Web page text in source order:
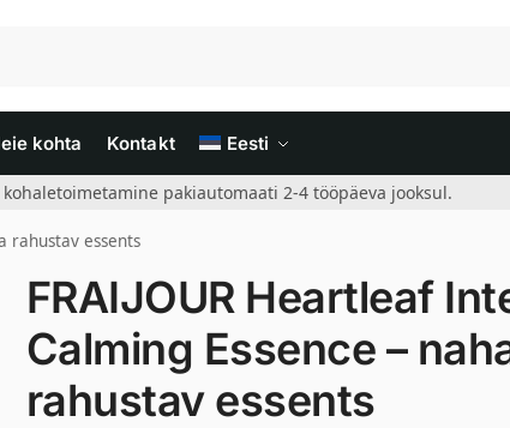
kohta Kontakt Eesti
pakiautomaati 2-4 tööpäeva jooksul.
rahustav essents
FRAIJOUR Heartleaf
Calming Essence –
rahustav essents